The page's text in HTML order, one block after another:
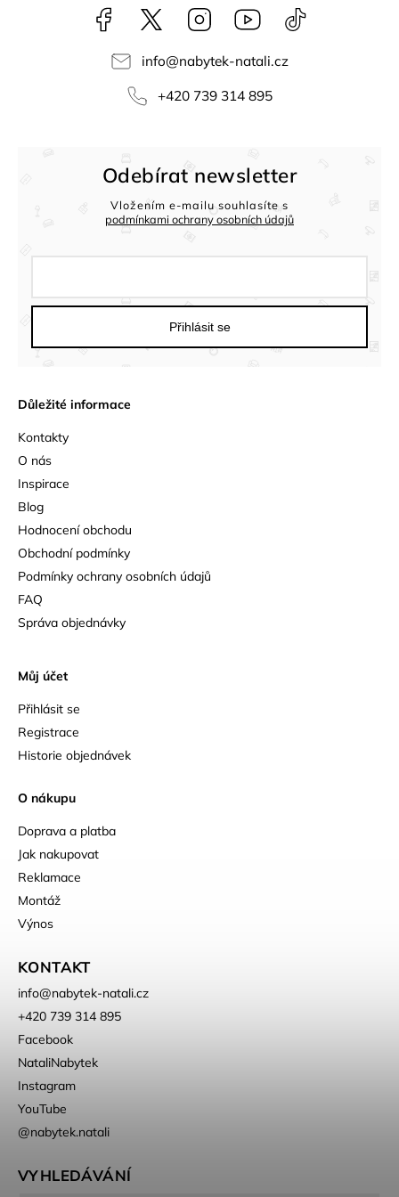
Facebook NataliNabytek
Instagram YouTube
info@nabytek-natali.cz
+420 739 314 895
Důležité informace
Kontakty
O nás
Inspirace
Blog
Hodnocení obchodu
Obchodní podmínky
Podmínky ochrany osobních údajů
FAQ
Správa objednávky
Můj účet
Přihlásit se
Registrace
Historie objednávek
O nákupu
Doprava a platba
Jak nakupovat
Reklamace
Montáž
Výnos
KONTAKT
info@nabytek-natali.cz
+420 739 314 895
Facebook
NataliNabytek
Instagram
YouTube
@nabytek.natali
Odebírat newsletter
Vložením e-mailu souhlasíte s
podmínkami ochrany osobních údajů
Přihlásit se
VYHLEDÁVÁNÍ